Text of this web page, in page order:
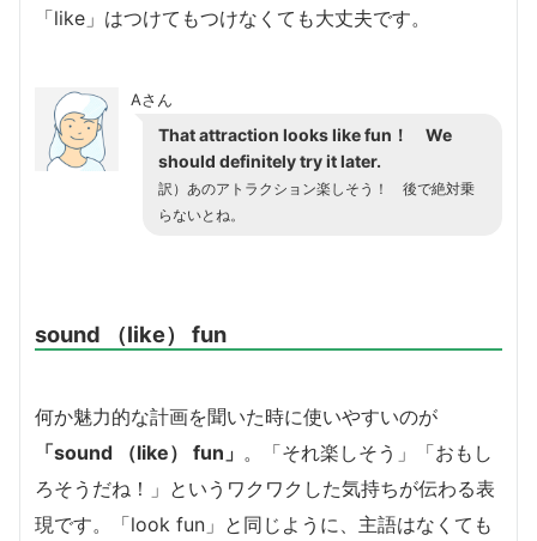
「like」はつけてもつけなくても大丈夫です。
Aさん
That attraction looks like fun！ We
should definitely try it later.
訳）あのアトラクション楽しそう！ 後で絶対乗
らないとね。
sound （like） fun
何か魅力的な計画を聞いた時に使いやすいのが
「sound （like） fun」 。「それ楽しそう」「おもし
ろそうだね！」というワクワクした気持ちが伝わる表
現です。「look fun」と同じように、主語はなくても